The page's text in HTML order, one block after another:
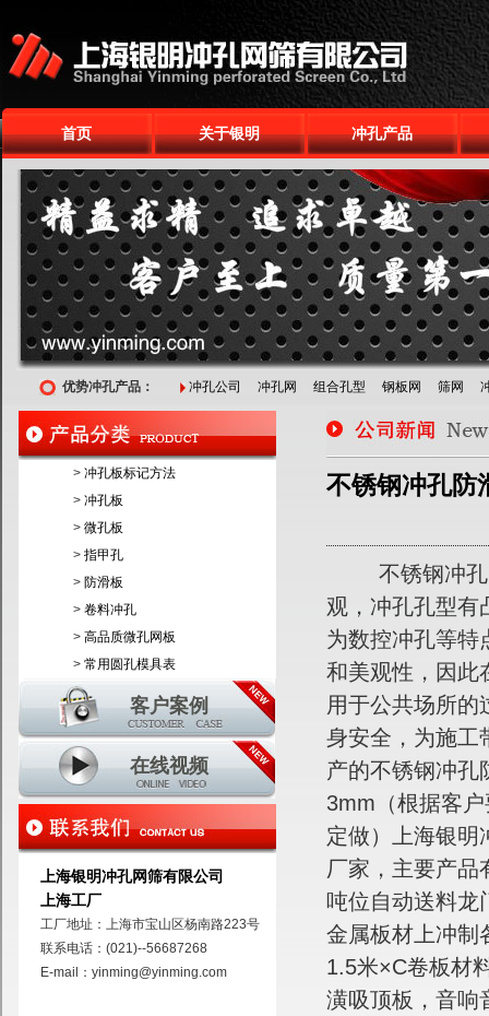
首页 关于银明 冲孔产品
优势冲孔产品： 冲孔公司 冲孔网 组合孔型 钢板网 筛网
> 冲孔板标记方法
> 冲孔板
> 微孔板
> 指甲孔
> 防滑板
> 卷料冲孔
> 高品质微孔网板
> 常用圆孔模具表
客户案例
在线视频
上海银明冲孔网筛有限公司
上海工厂
工厂地址：上海市宝山区杨南路223号
联系电话：(021)--56687268
E-mail：yinming@yinming.com
不锈钢冲孔防
不锈钢冲孔防
观，冲孔孔型有
为数控冲孔等特
和美观性，因此
用于公共场所的
身安全，为施工
产的不锈钢冲孔
3mm（根据客
定做）上海银明
厂家，主要产品
吨位自动送料龙
金属板材上冲制
1.5米×C卷板材
潢吸顶板，音响